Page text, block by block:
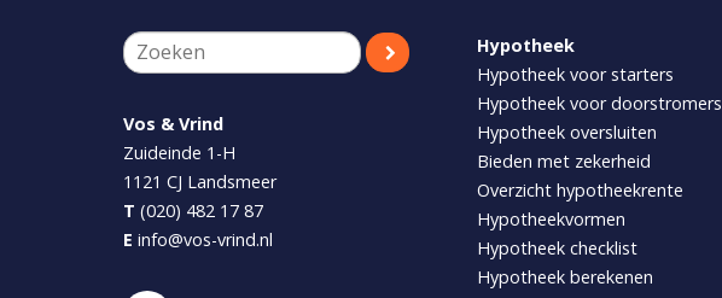
Vos & Vrind
Zuideinde 1-H
1121 CJ Landsmeer
T (020) 482 17 87
E info@vos-vrind.nl
Hypotheek
Hypotheek voor starters
Hypotheek voor doorstromers
Hypotheek oversluiten
Bieden met zekerheid
Overzicht hypotheekrente
Hypotheekvormen
Hypotheek checklist
Hypotheek berekenen